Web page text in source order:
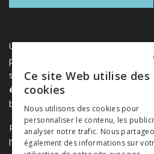
Une plateforme unique regroupant
publiés par les éditeurs suisses de
sociales. Libreo.ch est la propriété de l'
éditeurs de sciences sociales et
but lucratif.www.editeurssuisses.ch
Projet réalisé avec le soutien de la
l’instruction publique de la Suisse
Ce site Web utilise des
cookies
Nous utilisons des cookies pour
personnaliser le contenu, les
analyser notre trafic. Nous
également des informations sur